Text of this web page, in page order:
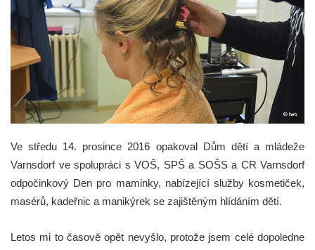
Ve středu 14. prosince 2016 opakoval Dům dětí a mládeže
Varnsdorf ve spolupráci s VOŠ, SPŠ a SOŠS a CR Varnsdorf
odpočinkový Den pro maminky, nabízející služby kosmetiček,
masérů, kadeřnic a manikýrek se zajištěným hlídáním dětí.
Letos mi to časově opět nevyšlo, protože jsem celé dopoledne